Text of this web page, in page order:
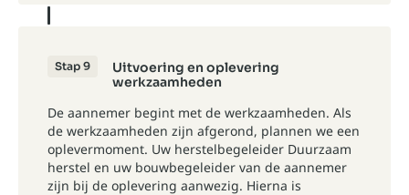
Stap 9
Uitvoering en oplevering
werkzaamheden
De aannemer begint met de werkzaamheden. Als
de werkzaamheden zijn afgerond, plannen we een
oplevermoment. Uw herstelbegeleider Duurzaam
herstel en uw bouwbegeleider van de aannemer
zijn bij de oplevering aanwezig. Hierna is